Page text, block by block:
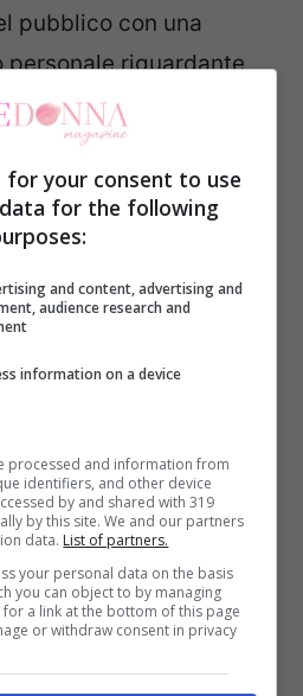
pubblico con una
personale riguardante
sua figlia. Questo
apparizione
di “Uomini e Donne”,
speculazioni sul suo
ha scelto la felicità
a un possibile
for your consent to use
for the following
and content, advertising and
audience research and
information on a device
processed and information from
identifiers, and other device
by and shared with 319
by this site. We and our partners
data. List of partners.
your personal data on the basis
you can object to by managing
a link at the bottom of this page
or withdraw consent in privacy